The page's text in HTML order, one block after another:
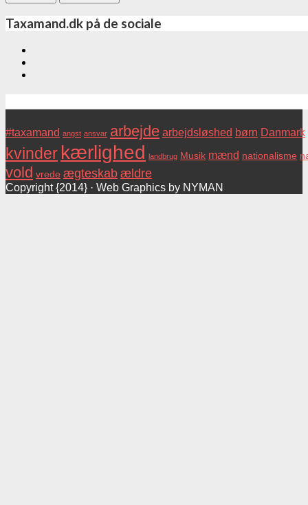
Taxamand.dk på de sociale
#taxamand angst ansvar arbejde arbejdsløshed børn Danmark
kvinder kærlighed landbrug Musik mænd nationalisme
vold vrede ægteskabældre
Copyright {2014} · Web Graphics by NYMAN